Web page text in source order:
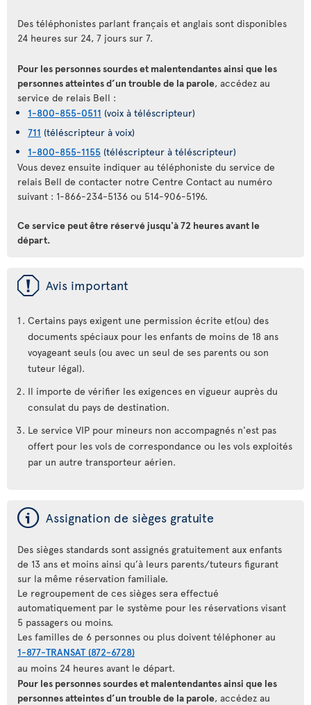
Des téléphonistes parlant français et anglais sont disponibles
24 heures sur 24, 7 jours sur 7.
Pour les personnes sourdes et malentendantes ainsi que les
personnes atteintes d’un trouble de la parole, accédez au
service de relais Bell :
1-800-855-0511 (voix à téléscripteur)
711 (téléscripteur à voix)
1-800-855-1155 (téléscripteur à téléscripteur)
Vous devez ensuite indiquer au téléphoniste du service de
relais Bell de contacter notre Centre Contact au numéro
suivant : 1-866-234-5136 ou 514-906-5196.
Ce service peut être réservé jusqu'à 72 heures avant le
départ.
ü Avis important
Certains pays exigent une permission écrite et(ou) des
documents spéciaux pour les enfants de moins de 18 ans
voyageant seuls (ou avec un seul de ses parents ou son
tuteur légal).
Il importe de vérifier les exigences en vigueur auprès du
consulat du pays de destination.
Le service VIP pour mineurs non accompagnés n'est pas
offert pour les vols de correspondance ou les vols exploités
par un autre transporteur aérien.
ý Assignation de sièges gratuite
Des sièges standards sont assignés gratuitement aux enfants
de 13 ans et moins ainsi qu’à leurs parents/tuteurs figurant
sur la même réservation familiale.
Le regroupement de ces sièges sera effectué
automatiquement par le système pour les réservations visant
5 passagers ou moins.
Les familles de 6 personnes ou plus doivent téléphoner au
1-877-TRANSAT (872-6728)
au moins 24 heures avant le départ.
Pour les personnes sourdes et malentendantes ainsi que les
personnes atteintes d’un trouble de la parole, accédez au